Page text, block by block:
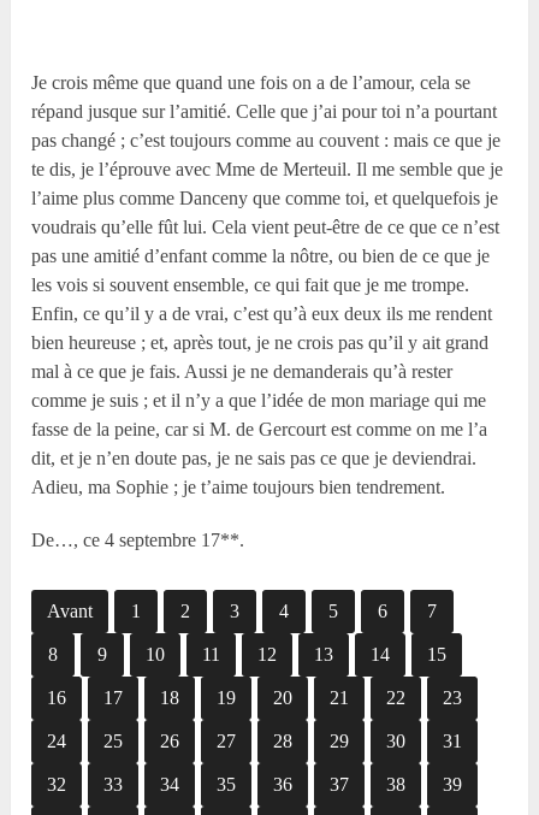
Je crois même que quand une fois on a de l’amour, cela se
répand jusque sur l’amitié. Celle que j’ai pour toi n’a pourtant
pas changé ; c’est toujours comme au couvent : mais ce que je
te dis, je l’éprouve avec Mme de Merteuil. Il me semble que je
l’aime plus comme Danceny que comme toi, et quelquefois je
voudrais qu’elle fût lui. Cela vient peut-être de ce que ce n’est
pas une amitié d’enfant comme la nôtre, ou bien de ce que je
les vois si souvent ensemble, ce qui fait que je me trompe.
Enfin, ce qu’il y a de vrai, c’est qu’à eux deux ils me rendent
bien heureuse ; et, après tout, je ne crois pas qu’il y ait grand
mal à ce que je fais. Aussi je ne demanderais qu’à rester
comme je suis ; et il n’y a que l’idée de mon mariage qui me
fasse de la peine, car si M. de Gercourt est comme on me l’a
dit, et je n’en doute pas, je ne sais pas ce que je deviendrai.
Adieu, ma Sophie ; je t’aime toujours bien tendrement.
De…, ce 4 septembre 17**.
Avant 1 2 3 4 5 6 7
8 9 10 11 12 13 14 15
16 17 18 19 20 21 22 23
24 25 26 27 28 29 30 31
32 33 34 35 36 37 38 39